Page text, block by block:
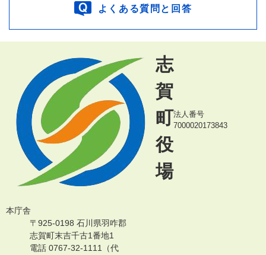
よくある質問と回答
志
賀
町
役
場
法人番号
7000020173843
本庁舎
〒925-0198 石川県羽咋郡
志賀町末吉千古1番地1
電話 0767-32-1111（代